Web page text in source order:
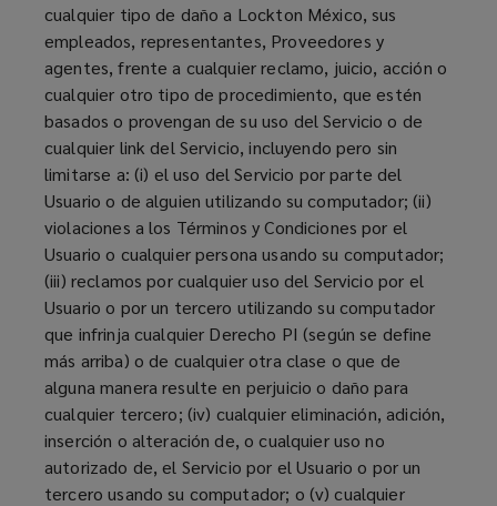
cualquier tipo de daño a Lockton México, sus
empleados, representantes, Proveedores y
agentes, frente a cualquier reclamo, juicio, acción o
cualquier otro tipo de procedimiento, que estén
basados o provengan de su uso del Servicio o de
cualquier link del Servicio, incluyendo pero sin
limitarse a: (i) el uso del Servicio por parte del
Usuario o de alguien utilizando su computador; (ii)
violaciones a los Términos y Condiciones por el
Usuario o cualquier persona usando su computador;
(iii) reclamos por cualquier uso del Servicio por el
Usuario o por un tercero utilizando su computador
que infrinja cualquier Derecho PI (según se define
más arriba) o de cualquier otra clase o que de
alguna manera resulte en perjuicio o daño para
cualquier tercero; (iv) cualquier eliminación, adición,
inserción o alteración de, o cualquier uso no
autorizado de, el Servicio por el Usuario o por un
tercero usando su computador; o (v) cualquier